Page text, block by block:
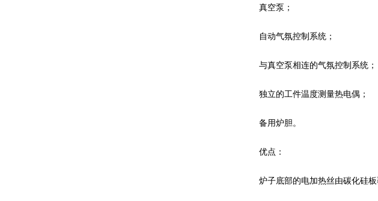
真空泵；
自动气氛控制系统；
与真空泵相连的气氛控制系统；
独立的工件温度测量热电偶；
备用炉胆。
优点：
炉子底部的电加热丝由碳化硅板